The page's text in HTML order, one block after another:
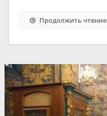
Продолжить чтение